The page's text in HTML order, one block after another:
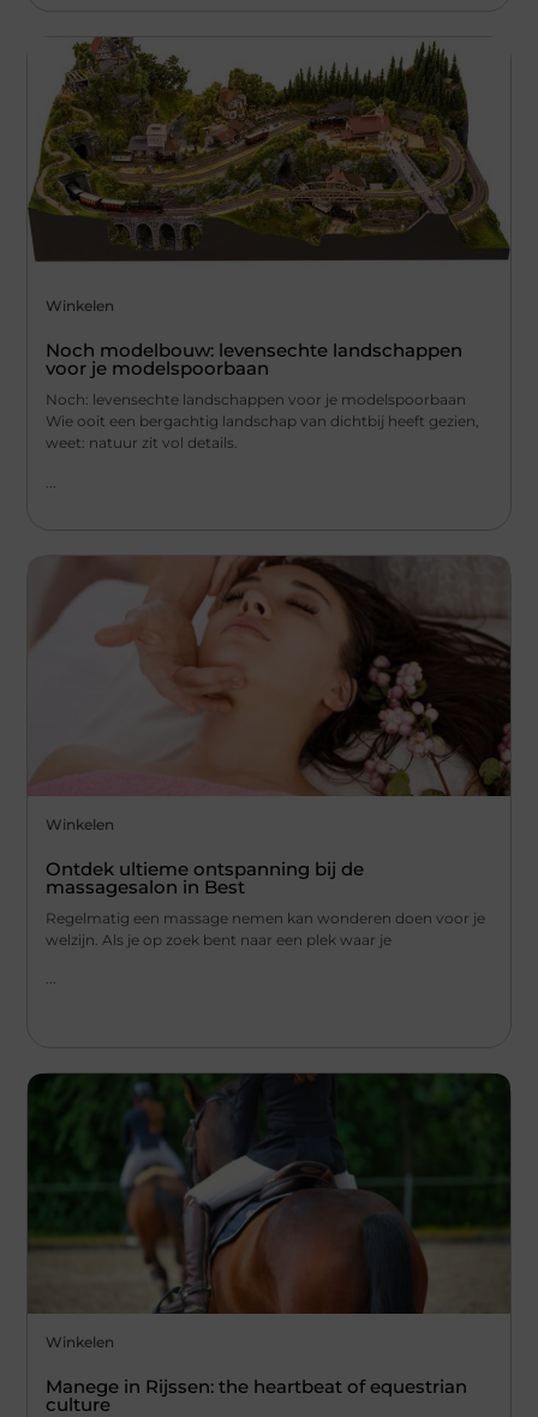
Winkelen
Noch modelbouw: levensechte landschappen
voor je modelspoorbaan
Noch: levensechte landschappen voor je modelspoorbaan
Wie ooit een bergachtig landschap van dichtbij heeft gezien,
weet: natuur zit vol details.
Winkelen
Ontdek ultieme ontspanning bij de
massagesalon in Best
Regelmatig een massage nemen kan wonderen doen voor je
welzijn. Als je op zoek bent naar een plek waar je
Winkelen
Manege in Rijssen: the heartbeat of equestrian
culture